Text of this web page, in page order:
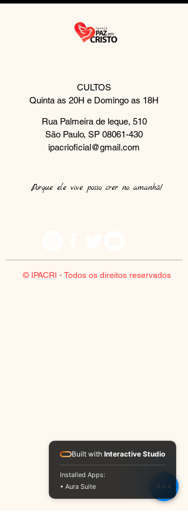
CULTOS
Quinta as 20H e Domingo as 18H
Rua Palmeira de leque, 510
São Paulo, SP 08061-430
ipacrioficial@gmail.com
Porque ele vive posso crer no amanhã!​
© IPACRI - Todos os direitos reservados
Built with Interactive Studio
Installed Apps:
• Aura Suite